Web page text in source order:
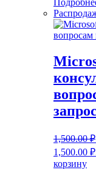
1,500.00₽
1,500.00
корзину